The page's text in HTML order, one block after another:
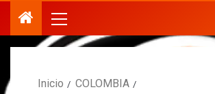
Inicio
COLOMBIA